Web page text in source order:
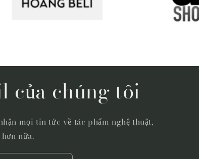
của chúng tôi
mọi tin tức về tác phẩm nghệ thuật,
nữa.